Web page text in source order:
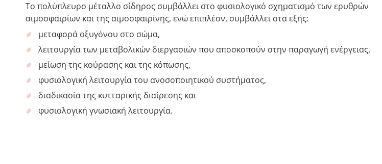
Το πολύπλευρο μέταλλο σίδηρος συμβάλλει στο φυσιολογικό σχηματισμό των ερυθρών
αιμοσφαιρίων και της αιμοσφαιρίνης, ενώ επιπλέον, συμβάλλει στα εξής:
μεταφορά οξυγόνου στο σώμα,
λειτουργία των μεταβολικών διεργασιών που αποσκοπούν στην παραγωγή ενέργειας,
μείωση της κούρασης και της κόπωσης,
φυσιολογική λειτουργία του ανοσοποιητικού συστήματος,
διαδικασία της κυτταρικής διαίρεσης και
φυσιολογική γνωσιακή λειτουργία.